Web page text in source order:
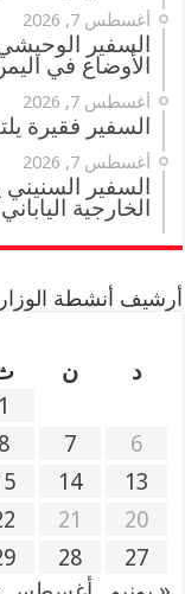
أغسطس 7, 2026
السفير
الأوضاع في
أغسطس 7, 2026
السفير فقيرة
أغسطس 7, 2026
السفير
الخارجية
أرشيف أنشطة
د
ن
1
6
7
8
13
14
20
21
27
28